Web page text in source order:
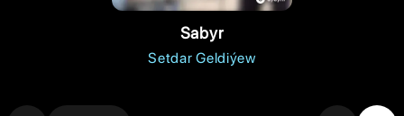
Sabyr
Setdar Geldiýew